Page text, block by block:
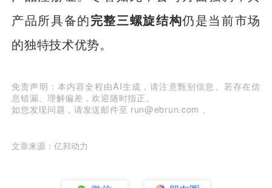
产品所具备的完整三螺旋结构仍是当前市场
的独特技术优势。
免责声明：本内容全程由AI生成，请注意甄别信息。若存在信
息错漏、理解偏差，欢迎随时指正。
如您发现问题，请发送邮件至 run@ebrun.com 。
文章来源：亿邦动力